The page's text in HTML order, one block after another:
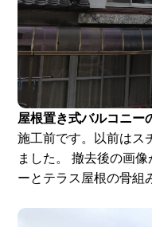
屋根置き式バルコニー
施工前です。以前はス
ました。 撤去後の画
ーとテラス屋根の骨組